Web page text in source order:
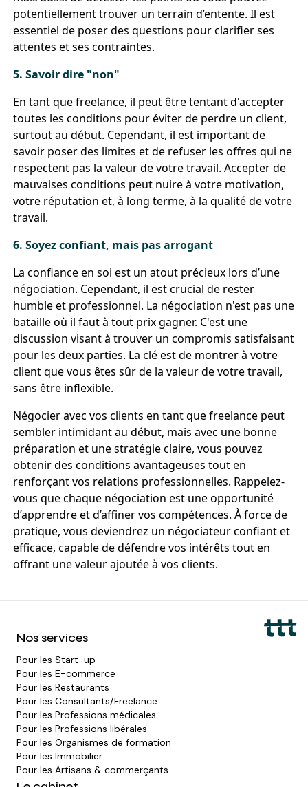
potentiellement trouver un terrain d’entente. Il est
essentiel de poser des questions pour clarifier ses
attentes et ses contraintes.
5. Savoir dire "non"
En tant que freelance, il peut être tentant d'accepter
toutes les conditions pour éviter de perdre un client,
surtout au début. Cependant, il est important de
savoir poser des limites et de refuser les offres qui ne
respectent pas la valeur de votre travail. Accepter de
mauvaises conditions peut nuire à votre motivation,
votre réputation et, à long terme, à la qualité de votre
travail.
6. Soyez confiant, mais pas arrogant
La confiance en soi est un atout précieux lors d’une
négociation. Cependant, il est crucial de rester
humble et professionnel. La négociation n'est pas une
bataille où il faut à tout prix gagner. C'est une
discussion visant à trouver un compromis satisfaisant
pour les deux parties. La clé est de montrer à votre
client que vous êtes sûr de la valeur de votre travail,
sans être inflexible.
Négocier avec vos clients en tant que freelance peut
sembler intimidant au début, mais avec une bonne
préparation et une stratégie claire, vous pouvez
obtenir des conditions avantageuses tout en
renforçant vos relations professionnelles. Rappelez-
vous que chaque négociation est une opportunité
d’apprendre et d’affiner vos compétences. À force de
pratique, vous deviendrez un négociateur confiant et
efficace, capable de défendre vos intérêts tout en
offrant une valeur ajoutée à vos clients.
Nos services
Pour les Start-up
Pour les E-commerce
Pour les Restaurants
Pour les Consultants/Freelance
Pour les Professions médicales
Pour les Professions libérales
Pour les Organismes de formation
Pour les Immobilier
Pour les Artisans & commerçants